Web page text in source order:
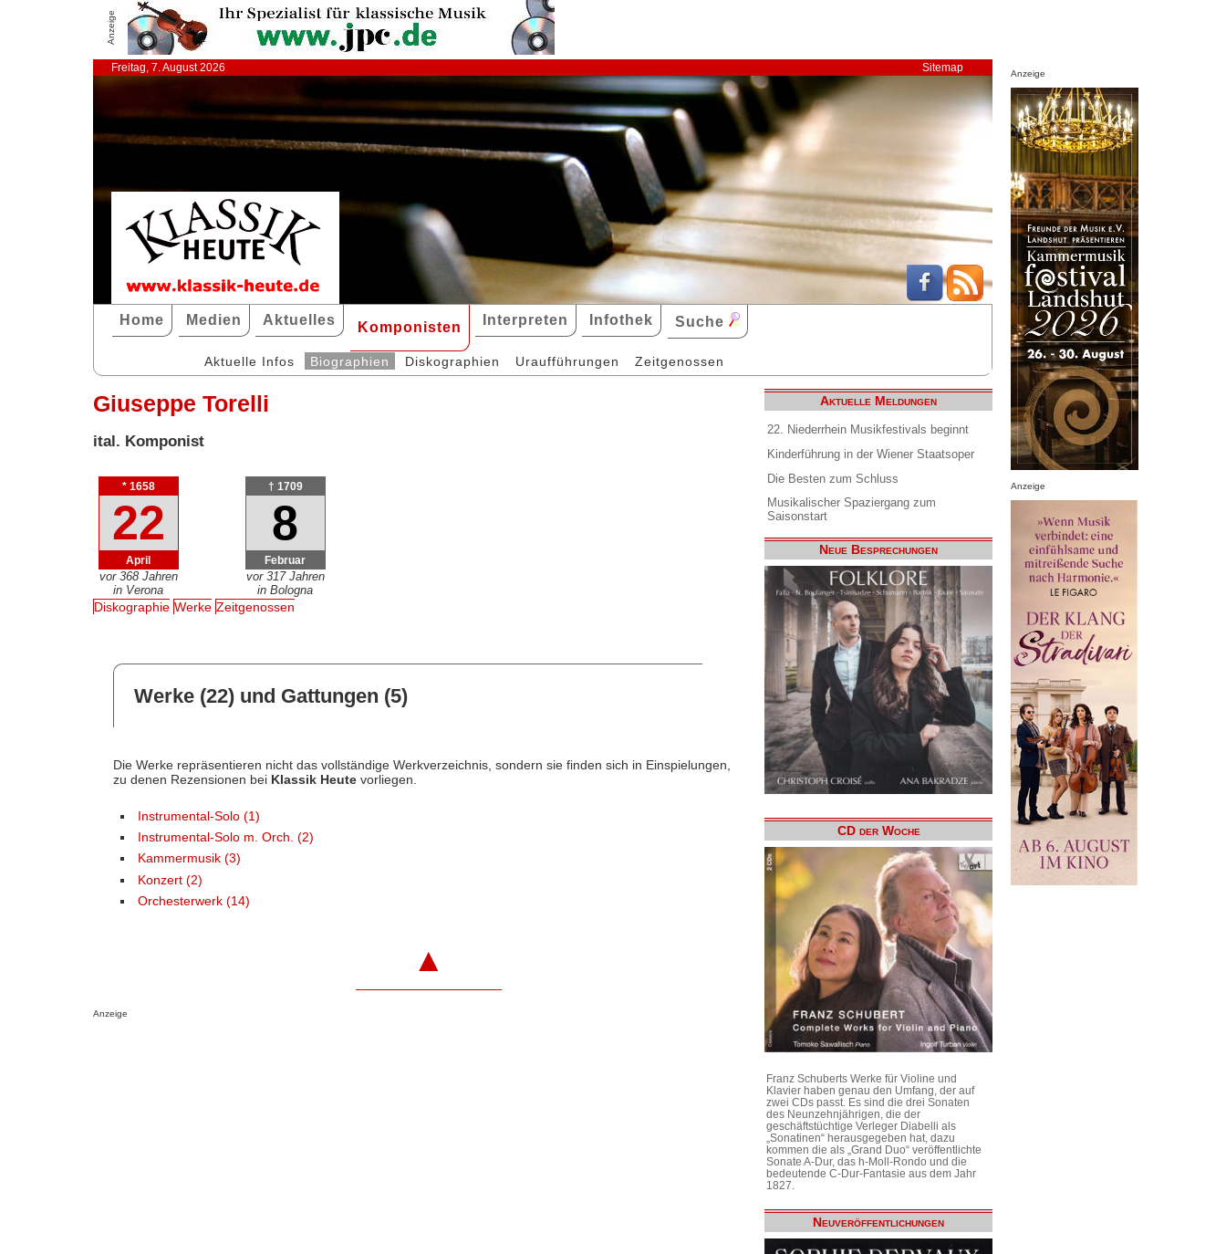
Anzeige
Freitag, 7. August 2026 Sitemap
Home Medien Aktuelles Komponisten Interpreten Infothek Suche
Aktuelle Infos Biographien Diskographien Uraufführungen Zeitgenossen
Giuseppe Torelli
ital. Komponist
* 1658
22
April
vor 368 Jahren
in Verona
† 1709
8
Februar
vor 317 Jahren
in Bologna
Diskographie Werke Zeitgenossen
Werke (22) und Gattungen (5)
Die Werke repräsentieren nicht das vollständige Werkverzeichnis, sondern sie finden sich in Einspielungen,
zu denen Rezensionen bei Klassik Heutevorliegen.
Instrumental-Solo (1)
Instrumental-Solo m. Orch. (2)
Kammermusik (3)
Konzert (2)
Orchesterwerk (14)
▲
Anzeige
Aktuelle Meldungen
22. Niederrhein Musikfestivals beginnt
Kinderführung in der Wiener Staatsoper
Die Besten zum Schluss
Musikalischer Spaziergang zum
Saisonstart
Neue Besprechungen
CD der Woche
Franz Schuberts Werke für Violine und
Klavier haben genau den Umfang, der auf
zwei CDs passt. Es sind die drei Sonaten
des Neunzehnjährigen, die der
geschäftstüchtige Verleger Diabelli als
„Sonatinen“ herausgegeben hat, dazu
kommen die als „Grand Duo“ veröffentlichte
Sonate A-Dur, das h-Moll-Rondo und die
bedeutende C-Dur-Fantasie aus dem Jahr
1827.
Neuveröffentlichungen
Anzeige
Anzeige